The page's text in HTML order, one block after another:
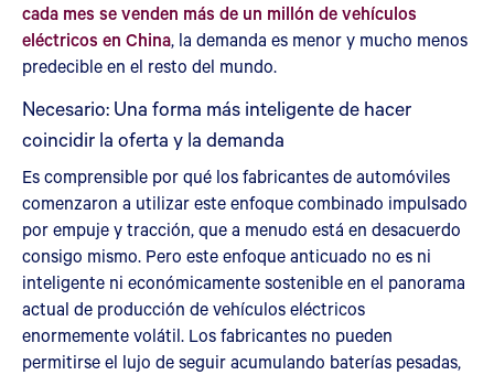
cada mes se venden más de un millón de vehículos
eléctricos en China, la demanda es menor y mucho menos
predecible en el resto del mundo.
Necesario: Una forma más inteligente de hacer
coincidir la oferta y la demanda
Es comprensible por qué los fabricantes de automóviles
comenzaron a utilizar este enfoque combinado impulsado
por empuje y tracción, que a menudo está en desacuerdo
consigo mismo. Pero este enfoque anticuado no es ni
inteligente ni económicamente sostenible en el panorama
actual de producción de vehículos eléctricos
enormemente volátil. Los fabricantes no pueden
permitirse el lujo de seguir acumulando baterías pesadas,